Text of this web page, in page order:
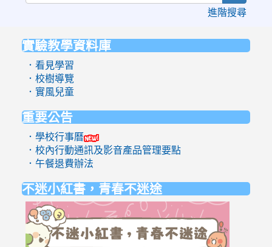
進階搜尋
實驗教學資料庫
．看見學習
．校樹導覽
．實風兒童
重要公告
．學校行事曆
．校內行動通訊及影音產品管理要點
．午餐退費辦法
不迷小紅書，青春不迷途